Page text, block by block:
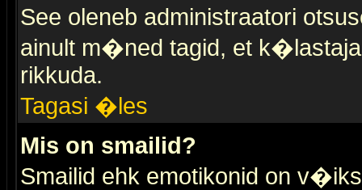
See oleneb administraatori
ainult m�ned tagid, et
rikkuda.
Tagasi �les
Mis on smailid?
Smailid ehk emotikonid on